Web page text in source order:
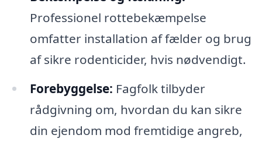
Professionel rottebekæmpelse
omfatter installation af fælder og brug
af sikre rodenticider, hvis nødvendigt.
Forebyggelse: Fagfolk tilbyder
rådgivning om, hvordan du kan sikre
din ejendom mod fremtidige angreb,